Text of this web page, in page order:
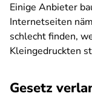
Einige Anbieter
Internetseiten
schlecht finden,
Kleingedruckten
Gesetz